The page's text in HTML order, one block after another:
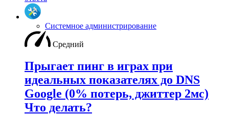
Системное администрирование
Средний
Прыгает пинг в играх при
идеальных показателях до DNS
Google (0% потерь, джиттер 2мс)
Что делать?